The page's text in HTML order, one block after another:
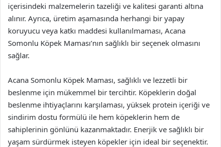
içerisindeki malzemelerin tazeliği ve kalitesi garanti altına
alınır. Ayrıca, üretim aşamasında herhangi bir yapay
koruyucu veya katkı maddesi kullanılmaması, Acana
Somonlu Köpek Maması’nın sağlıklı bir seçenek olmasını
sağlar.
Acana Somonlu Köpek Maması, sağlıklı ve lezzetli bir
beslenme için mükemmel bir tercihtir. Köpeklerin doğal
beslenme ihtiyaçlarını karşılaması, yüksek protein içeriği ve
sindirim dostu formülü ile hem köpeklerin hem de
sahiplerinin gönlünü kazanmaktadır. Enerjik ve sağlıklı bir
yaşam sürdürmek isteyen köpekler için ideal bir seçenektir.